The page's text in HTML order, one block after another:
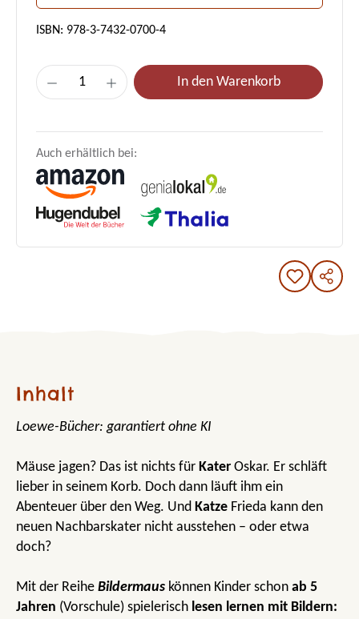
ISBN: 978-3-7432-0700-4
Produkt Anzahl: Gib den gewünschten
In den Warenkorb
Auch erhältlich bei:
Inhalt
Loewe-Bücher: garantiert ohne KI
Mäuse jagen? Das ist nichts für Kater Oskar. Er schläft
lieber in seinem Korb. Doch dann läuft ihm ein
Abenteuer über den Weg. Und Katze Frieda kann den
neuen Nachbarskater nicht ausstehen – oder etwa
doch?
Mit der Reihe Bildermaus können Kinder schon ab 5
Jahren (Vorschule) spielerisch lesen lernen mit Bildern: